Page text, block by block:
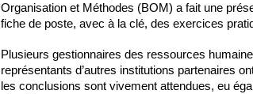
Organisation et Méthodes (BOM) a fait une
fiche de poste, avec à la clé, des exercices
Plusieurs gestionnaires des ressources
représentants d’autres institutions partenaires
les conclusions sont vivement attendues, eu